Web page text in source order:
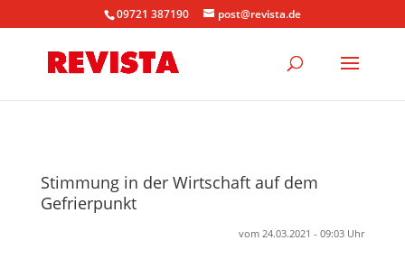
09721 387190 post@revista.de
Stimmung in der Wirtschaft auf dem
Gefrierpunkt
vom 24.03.2021 - 09:03 Uhr